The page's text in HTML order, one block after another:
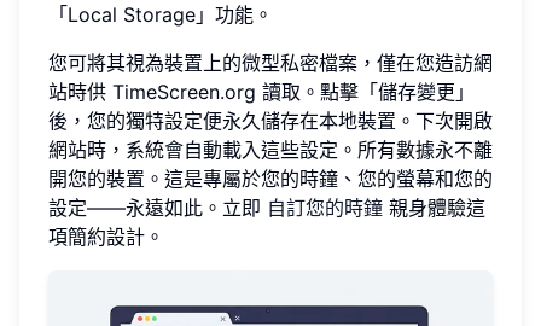
「Local Storage」功能。
您可將其視為裝置上的微型私密檔案，僅在您造訪網
站時供 TimeScreen.org 讀取。點擊「儲存變更」
後，您的獨特設定便永久儲存在本地裝置。下次開啟
網站時，系統會自動載入這些設定。所有數據永不離
開您的裝置。這是專屬於您的時鐘、您的螢幕和您的
設定——永遠如此。立即 自訂您的時鐘 親身體驗這
項簡約設計。